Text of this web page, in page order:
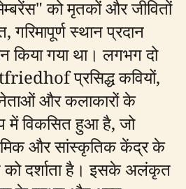
को मृतकों और जीवितों
गरिमापूर्ण स्थान प्रदान
किया गया था। लगभग दो
प्रसिद्ध कवियों,
नेताओं और कलाकारों के
में विकसित हुआ है, जो
और सांस्कृतिक केंद्र के
को दर्शाता है। इसके अलंकृत